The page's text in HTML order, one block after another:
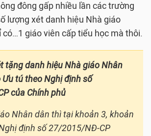
đông gấp nhiều lần các trường
lượng xét danh hiệu Nhà giáo
có…1 giáo viên cấp tiểu học mà thôi.
tặng danh hiệu Nhà giáo Nhân
tú theo Nghị định số
của Chính phủ
Nhân dân thì tại khoản 3, khoản
định số 27/2015/NĐ-CP